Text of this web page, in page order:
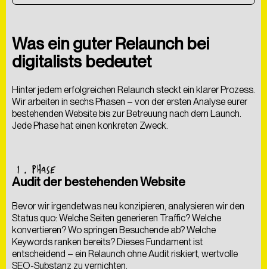
Was ein guter Relaunch bei
digitalists bedeutet
Hinter jedem erfolgreichen Relaunch steckt ein klarer Prozess.
Wir arbeiten in sechs Phasen – von der ersten Analyse eurer
bestehenden Website bis zur Betreuung nach dem Launch.
Jede Phase hat einen konkreten Zweck.
1 . PHASE
Audit der bestehenden Website
Bevor wir irgendetwas neu konzipieren, analysieren wir den
Status quo: Welche Seiten generieren Traffic? Welche
konvertieren? Wo springen Besuchende ab? Welche
Keywords ranken bereits? Dieses Fundament ist
entscheidend – ein Relaunch ohne Audit riskiert, wertvolle
SEO-Substanz zu vernichten.
AlskreativeDigitalagenturentwickeln wirLösungen,die
nicht nurbegeistern,sondern auchmessbareErgebnisse
liefern –nachhaltiggedachtundumgesetzt.